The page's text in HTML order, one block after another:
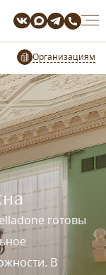
Организациям
готовы
В